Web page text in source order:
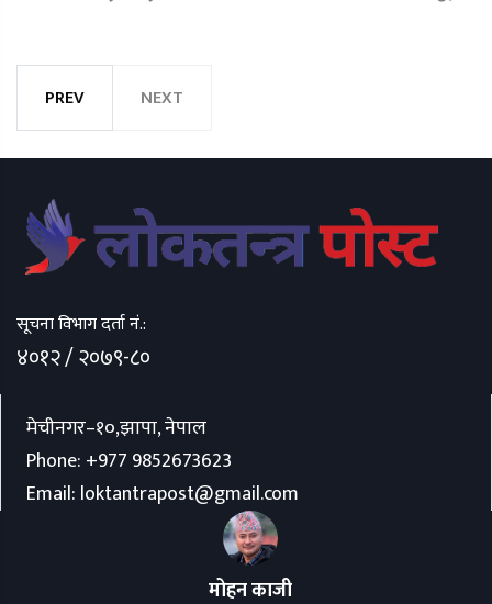
PREV NEXT
सूचना विभाग दर्ता नं.:
४०१२ / २०७९-८०
मेचीनगर–१०,झापा, नेपाल
Phone: +977 9852673623
Email: loktantrapost@gmail.com
मोहन काजी